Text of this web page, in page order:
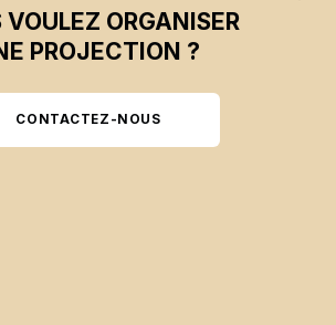
VOULEZ ORGANISER
PROJECTION ?
CONTACTEZ-NOUS